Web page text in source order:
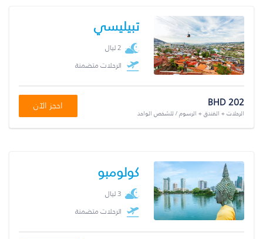
تبيليسي
2 ليال
الرحلات متضمنة
BHD 202
الرحلات + الفندق + الرسوم / للشخص الواحد
احجز الآن
كولومبو
3 ليال
الرحلات متضمنة